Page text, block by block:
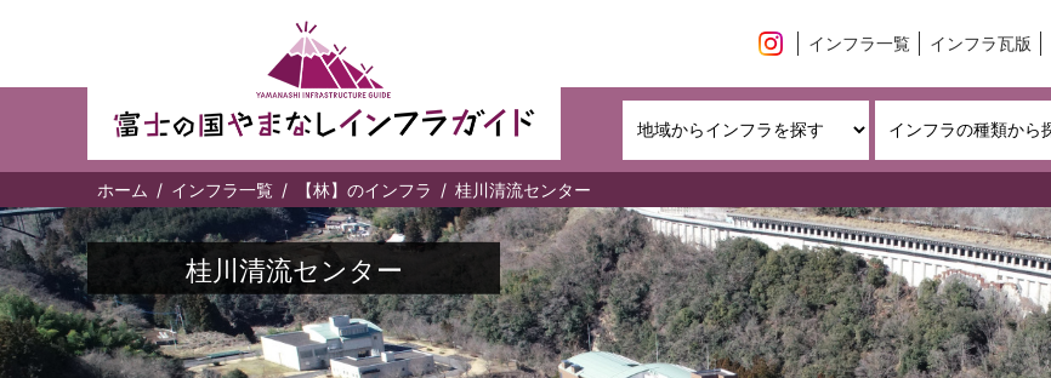
インフラ一覧 インフラ瓦版
ホーム インフラ一覧 【林】のインフラ 桂川清流センター
桂川清流センター